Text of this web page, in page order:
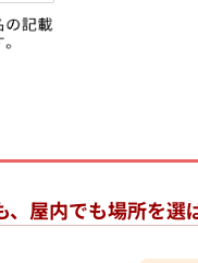
屋内でも場所を選